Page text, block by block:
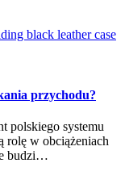
przychodu?
polskiego systemu
rolę w obciążeniach
budzi…